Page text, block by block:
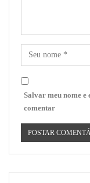
Salvar meu nome e
comentar